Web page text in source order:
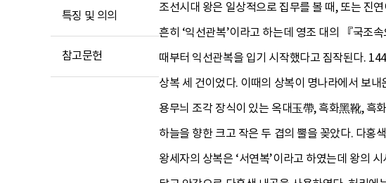
특징 및 의의
참고문헌
조선시대 왕은 일상적으로 집무를 볼 때, 또는 진
흔히 ‘익선관복’이라고 하는데 영조 대의 『국
때부터 익선관복을 입기 시작했다고 짐작된다.
상복 세 건이었다. 이때의 상복이 명나라에서 보
용무늬 조각 장식이 있는 옥대玉帶, 흑화黑靴, 흑
하늘을 향한 크고 작은 두 겹의 뿔을 꽂았다. 다
왕세자의 상복은 ‘서연복’이라고 하였는데 왕의